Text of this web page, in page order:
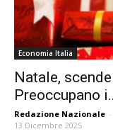
Economia Italia
Natale,
Preoccupano
Redazione Nazionale -
13 Dicembre 2025